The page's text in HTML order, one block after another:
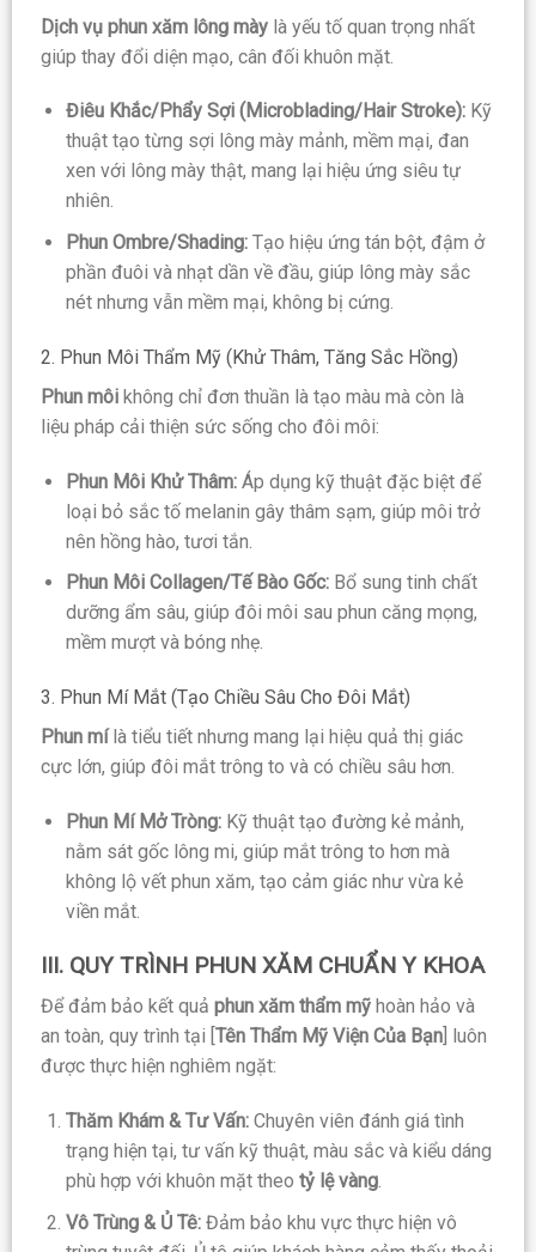
Dịch vụ phun xăm lông mày là yếu tố quan trọng nhất
giúp thay đổi diện mạo, cân đối khuôn mặt.
Điêu Khắc/Phẩy Sợi (Microblading/Hair Stroke):Kỹ
thuật tạo từng sợi lông mày mảnh, mềm mại, đan
xen với lông mày thật, mang lại hiệu ứng siêu tự
nhiên.
Phun Ombre/Shading:Tạo hiệu ứng tán bột, đậm ở
phần đuôi và nhạt dần về đầu, giúp lông mày sắc
nét nhưng vẫn mềm mại, không bị cứng.
2. Phun Môi Thẩm Mỹ (Khử Thâm, Tăng Sắc Hồng)
Phun môi không chỉ đơn thuần là tạo màu mà còn là
liệu pháp cải thiện sức sống cho đôi môi:
Phun Môi Khử Thâm:Áp dụng kỹ thuật đặc biệt để
loại bỏ sắc tố melanin gây thâm sạm, giúp môi trở
nên hồng hào, tươi tắn.
Phun Môi Collagen/Tế Bào Gốc:Bổ sung tinh chất
dưỡng ẩm sâu, giúp đôi môi sau phun căng mọng,
mềm mượt và bóng nhẹ.
3. Phun Mí Mắt (Tạo Chiều Sâu Cho Đôi Mắt)
Phun mílà tiểu tiết nhưng mang lại hiệu quả thị giác
cực lớn, giúp đôi mắt trông to và có chiều sâu hơn.
Phun Mí Mở Tròng:Kỹ thuật tạo đường kẻ mảnh,
nằm sát gốc lông mi, giúp mắt trông to hơn mà
không lộ vết phun xăm, tạo cảm giác như vừa kẻ
viền mắt.
III. QUY TRÌNH PHUN XĂM CHUẨN Y KHOA
Để đảm bảo kết quả phun xăm thẩm mỹ hoàn hảo và
an toàn, quy trình tại [ Tên Thẩm Mỹ Viện Của Bạn ] luôn
được thực hiện nghiêm ngặt:
Thăm Khám & Tư Vấn:Chuyên viên đánh giá tình
trạng hiện tại, tư vấn kỹ thuật, màu sắc và kiểu dáng
phù hợp với khuôn mặt theo tỷ lệ vàng.
Vô Trùng & Ủ Tê:Đảm bảo khu vực thực hiện vô